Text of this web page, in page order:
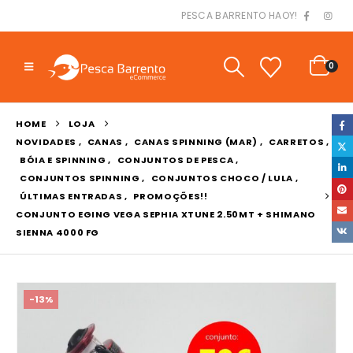
PESCA BARRENTO HAOY!
0
HOME
LOJA
NOVIDADES , CANAS , CANAS SPINNING (MAR) , CARRETOS ,
BÓIA E SPINNING , CONJUNTOS DE PESCA,
CONJUNTOS SPINNING , CONJUNTOS CHOCO / LULA ,
ÚLTIMAS ENTRADAS , PROMOÇÕES!!
CONJUNTO EGING VEGA SEPHIA XTUNE 2.50MT + SHIMANO
SIENNA 4000 FG
-13%